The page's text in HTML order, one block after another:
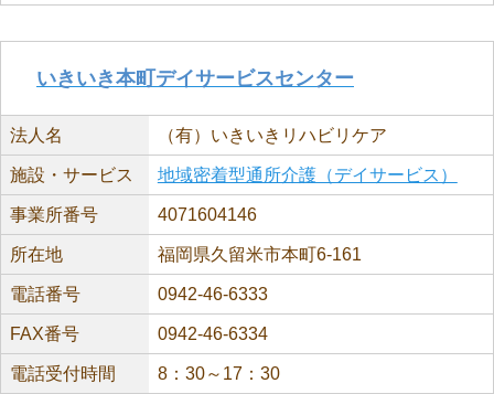
いきいき本町デイサービスセンター
法人名 （有）いきいきリハビリケア
施設・サービス 地域密着型通所介護（デイサービス）
事業所番号 4071604146
所在地 福岡県久留米市本町6-161
電話番号 0942-46-6333
FAX番号 0942-46-6334
電話受付時間 8：30～17：30